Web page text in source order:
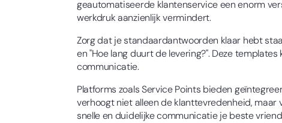
geautomatiseerde klantenservice een enorm
werkdruk aanzienlijk vermindert.
Zorg dat je standaardantwoorden klaar hebt
en "Hoe lang duurt de levering?". Deze
communicatie.
Platforms zoals Service Points bieden
verhoogt niet alleen de klanttevredenheid,
snelle en duidelijke communicatie je beste